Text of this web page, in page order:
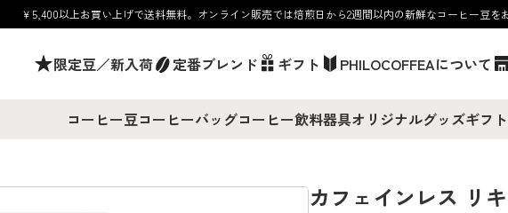
￥5,400以上お買い上げで送料無料。オンライン販売では焙煎日から2週間以内の新鮮なコーヒー豆を
限定豆／新入荷 定番ブレンド ギフト PHILOCOFFEAについて
コーヒー豆コーヒーバッグコーヒー飲料器具オリジナルグッズギフト
カフェインレス リ